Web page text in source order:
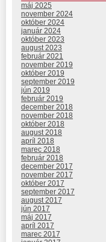
máj 2025
november 2024
október 2024
január 2024
október 2023
august 2023
február 2021
november 2019
október 2019
september 2019
jún 2019
február 2019
december 2018
november 2018
október 2018
august 2018
apríl 2018
marec 2018
február 2018
december 2017
november 2017
október 2017
september 2017
august 2017
jún 2017
máj 2017
apríl 2017
marec 2017